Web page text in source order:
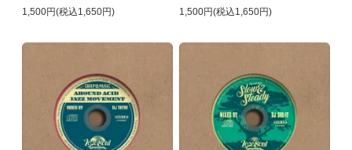
1,500円(税込1,650円) 1,500円(税込1,650円)